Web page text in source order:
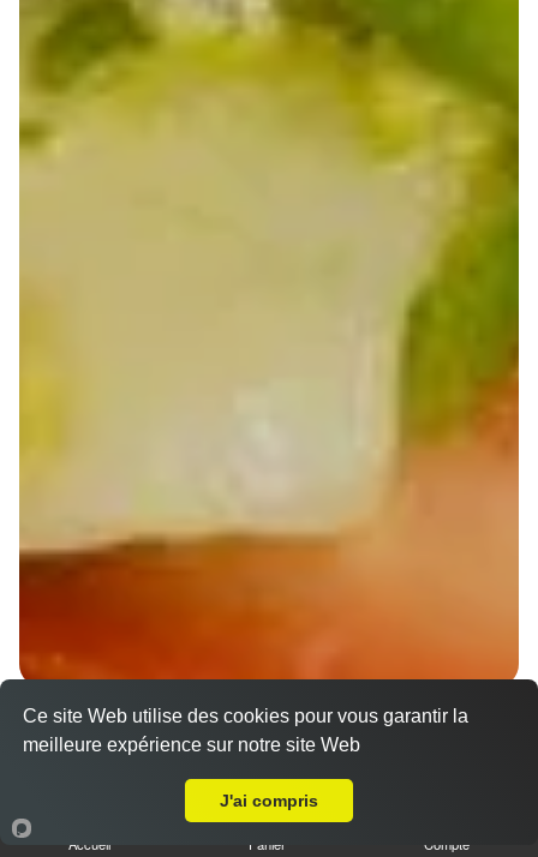
Wraps Chicken
8.50 €
Accueil Panier Compte
Ce site Web utilise des cookies pour vous garantir la
meilleure expérience sur notre site Web
J'ai compris